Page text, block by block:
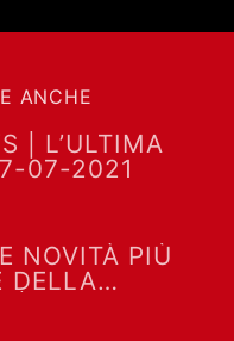
ANCHE
| L’ULTIMA
07-2021
NOVITÀ PIÙ
DELLA